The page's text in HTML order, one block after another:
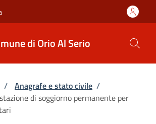
di Orio Al Serio
pane
/ Anagrafe e stato civile /
di soggiorno permanente per